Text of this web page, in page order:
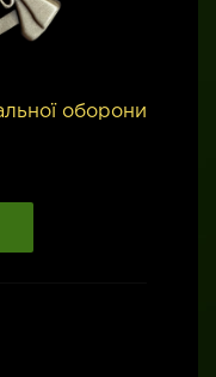
оборони